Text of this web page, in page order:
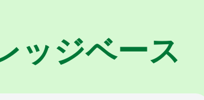
ッジベース